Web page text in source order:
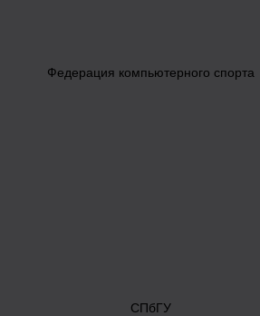
Федерация компьютерного спорта
СПбГУ